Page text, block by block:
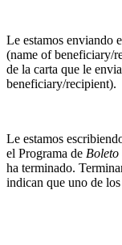
Le estamos enviando
(name of beneficiary/
de la carta que le
beneficiary/recipient).
Le estamos
el Programa de
ha terminado.
indican que uno de